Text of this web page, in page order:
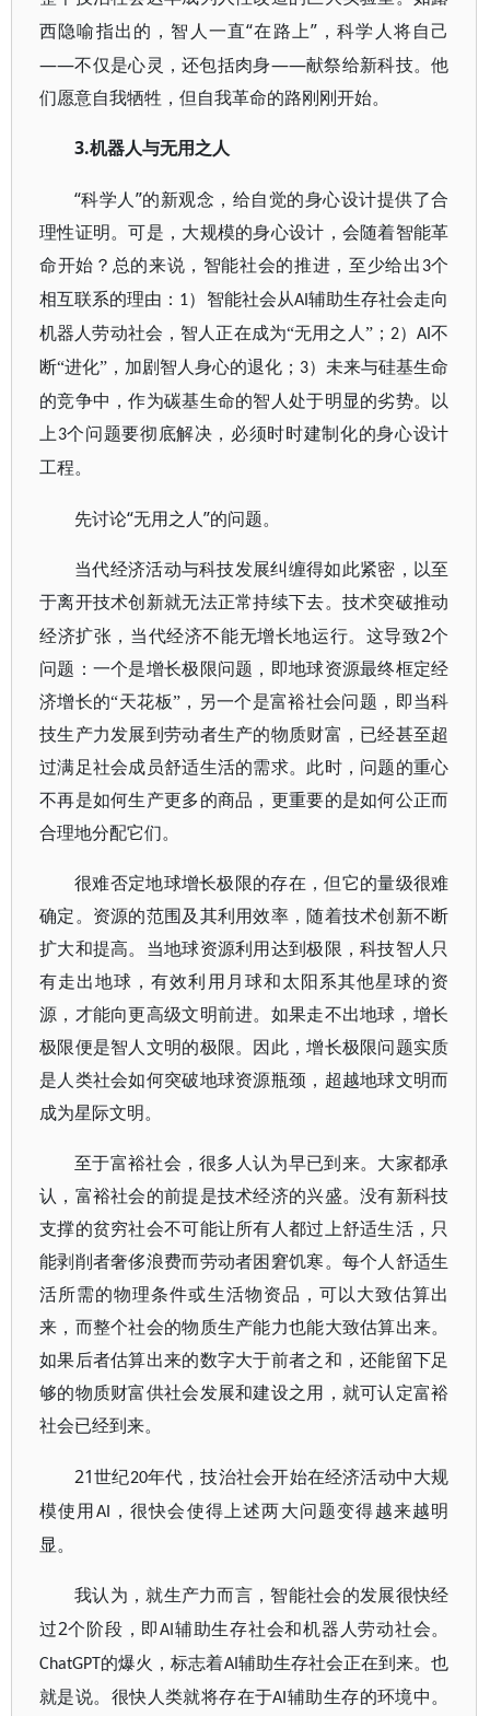
西隐喻指出的，智人一直“在路上”，科学人将自己
——不仅是心灵，还包括肉身——献祭给新科技。他
们愿意自我牺牲，但自我革命的路刚刚开始。
3.机器人与无用之人
“科学人”的新观念，给自觉的身心设计提供了合
理性证明。可是，大规模的身心设计，会随着智能革
命开始？总的来说，智能社会的推进，至少给出 3个
相互联系的理由： 1）智能社会从AI 辅助生存社会走向
机器人劳动社会，智人正在成为“无用之人”； 2）AI不
断“进化”，加剧智人身心的退化； 3）未来与硅基生命
的竞争中，作为碳基生命的智人处于明显的劣势。以
上 3个问题要彻底解决，必须时时建制化的身心设计
工程。
先讨论“无用之人”的问题。
当代经济活动与科技发展纠缠得如此紧密，以至
于离开技术创新就无法正常持续下去。技术突破推动
经济扩张，当代经济不能无增长地运行。这导致2个
问题：一个是增长极限问题，即地球资源最终框定经
济增长的“天花板”，另一个是富裕社会问题，即当科
技生产力发展到劳动者生产的物质财富，已经甚至超
过满足社会成员舒适生活的需求。此时，问题的重心
不再是如何生产更多的商品，更重要的是如何公正而
合理地分配它们。
很难否定地球增长极限的存在，但它的量级很难
确定。资源的范围及其利用效率，随着技术创新不断
扩大和提高。当地球资源利用达到极限，科技智人只
有走出地球，有效利用月球和太阳系其他星球的资
源，才能向更高级文明前进。如果走不出地球，增长
极限便是智人文明的极限。因此，增长极限问题实质
是人类社会如何突破地球资源瓶颈，超越地球文明而
成为星际文明。
至于富裕社会，很多人认为早已到来。大家都承
认，富裕社会的前提是技术经济的兴盛。没有新科技
支撑的贫穷社会不可能让所有人都过上舒适生活，只
能剥削者奢侈浪费而劳动者困窘饥寒。每个人舒适生
活所需的物理条件或生活物资品，可以大致估算出
来，而整个社会的物质生产能力也能大致估算出来。
如果后者估算出来的数字大于前者之和，还能留下足
够的物质财富供社会发展和建设之用，就可认定富裕
社会已经到来。
21世纪20年代，技治社会开始在经济活动中大规
模使用 AI
，很快会使得上述两大问题变得越来越明
显。
我认为，就生产力而言，智能社会的发展很快经
过2个阶段，即AI 辅助生存社会和机器人劳动社会。
ChatGPT的爆火，标志着AI 辅助生存社会正在到来。也
就是说。很快人类就将存在于AI 辅助生存的环境中。